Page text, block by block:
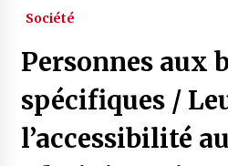
Magie de sorcier
4 ans ago
Oum el Gaïla /
4 ans ago
Société
Personnes aux
spécifiques /
l’accessibilité